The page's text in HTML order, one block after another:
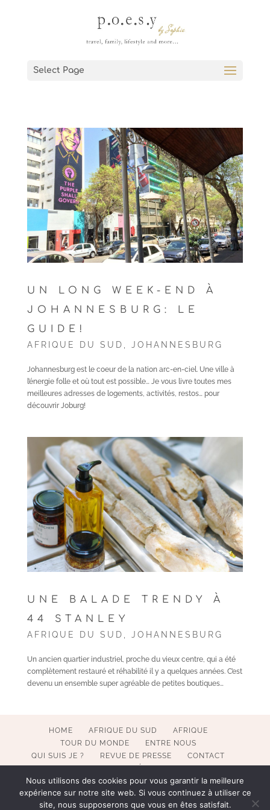
Select Page
UN LONG WEEK-END À
JOHANNESBURG: LE
GUIDE!
AFRIQUE DU SUD JOHANNESBURG
Johannesburg est le coeur de la nation arc-en-ciel. Une ville à
l’énergie folle et où tout est possible… Je vous livre toutes mes
meilleures adresses de logements, activités, restos… pour
découvrir Joburg!
UNE BALADE TRENDY À
44 STANLEY
AFRIQUE DU SUD JOHANNESBURG
Un ancien quartier industriel, proche du vieux centre, qui a été
complètement restauré et réhabilité il y a quelques années. C’est
devenu un ensemble super agréable de petites boutiques…
HOME AFRIQUE DU SUD
AFRIQUE
TOUR DU MONDE
ENTRE NOUS
QUI SUIS JE ?
REVUE DE PRESSE
CONTACT
Nous utilisons des cookies pour vous garantir la meilleure
expérience sur notre site web. Si vous continuez à utiliser ce
site, nous supposerons que vous en êtes satisfait.